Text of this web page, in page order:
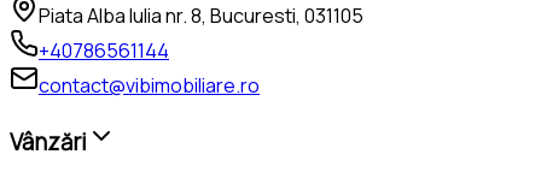
Piata Alba Iulia nr. 8, Bucuresti, 031105
+40786561144
contact@vibimobiliare.ro
Vânzări